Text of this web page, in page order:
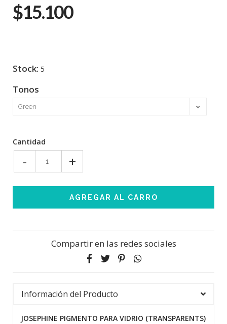
$15.100
Stock: 5
Tonos
Cantidad
- +
Compartir en las redes sociales
Información del Producto
JOSEPHINE PIGMENTO PARA VIDRIO (TRANSPARENTS)